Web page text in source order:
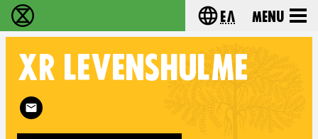
Extinction Rebellion - Home Choose your
Ελ Menu
XR LEVENSHULME
Follow XR Levenshulme on